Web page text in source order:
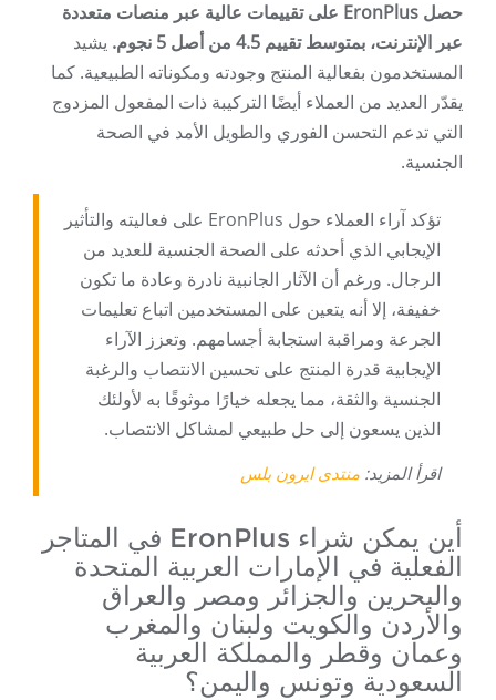
حصل EronPlus على تقييمات عالية عبر منصات متعددة
عبر الإنترنت، بمتوسط ​​تقييم 4.5 من أصل 5 نجوم.
يشيد
المستخدمون بفعالية المنتج وجودته ومكوناته الطبيعية. كما
يقدّر العديد من العملاء أيضًا التركيبة ذات المفعول المزدوج
التي تدعم التحسن الفوري والطويل الأمد في الصحة
الجنسية.
تؤكد آراء العملاء حول EronPlus على فعاليته والتأثير
الإيجابي الذي أحدثه على الصحة الجنسية للعديد من
الرجال. ورغم أن الآثار الجانبية نادرة وعادة ما تكون
خفيفة، إلا أنه يتعين على المستخدمين اتباع تعليمات
الجرعة ومراقبة استجابة أجسامهم. وتعزز الآراء
الإيجابية قدرة المنتج على تحسين الانتصاب والرغبة
الجنسية والثقة، مما يجعله خيارًا موثوقًا به لأولئك
الذين يسعون إلى حل طبيعي لمشاكل الانتصاب.
اقرأ المزيد: منتدى ايرون بلس
أين يمكن شراء EronPlus في المتاجر
الفعلية في الإمارات العربية المتحدة
والبحرين والجزائر ومصر والعراق
والأردن والكويت ولبنان والمغرب
وعمان وقطر والمملكة العربية
السعودية وتونس واليمن؟